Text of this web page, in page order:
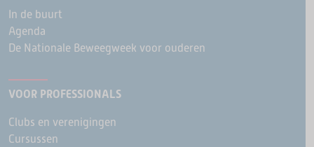
In de buurt
Agenda
De Nationale Beweegweek voor ouderen
VOOR PROFESSIONALS
Clubs en verenigingen
Cursussen